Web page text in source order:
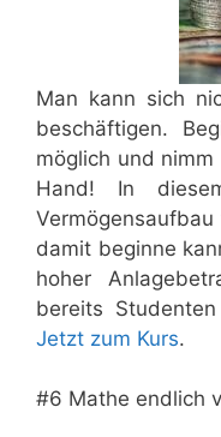
Man kann sich
beschäftigen.
möglich und
Hand! In
damit beginne
hoher
bereits
Jetzt zum Kurs.
#6 Mathe endlich